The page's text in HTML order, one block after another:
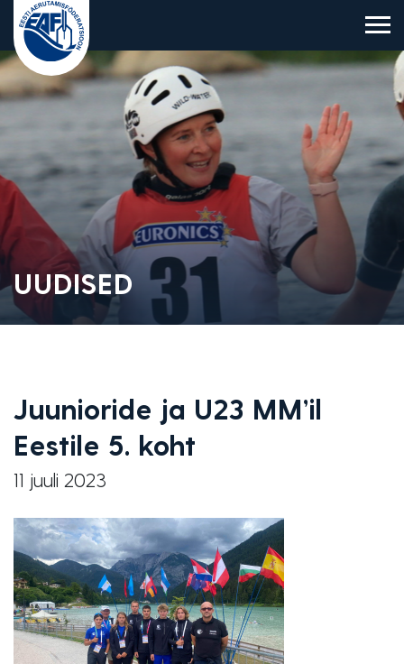
Eesti Aerutamisföderatsioon
UUDISED
Juunioride ja U23 MM’il
Eestile 5. koht
11 juuli 2023